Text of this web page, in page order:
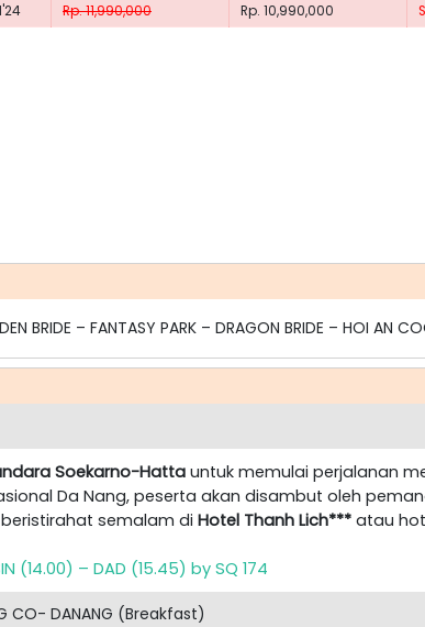
Rp. 11,990,000 Rp. 10,990,000
BRIDE – FANTASY PARK – DRAGON BRIDE – HOI AN
Soekarno-Hatta untuk memulai perjalanan
Da Nang, peserta akan disambut oleh
semalam di Hotel Thanh Lich*** atau
(14.00) – DAD (15.45) by SQ 174
CO- DANANG (Breakfast)